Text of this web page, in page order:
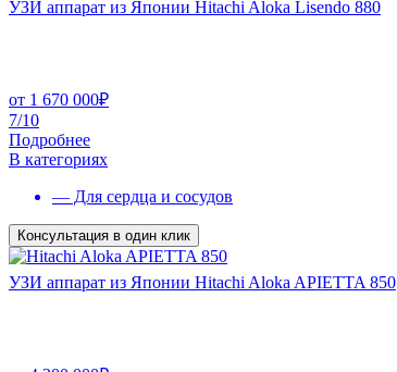
УЗИ аппарат из Японии Hitachi Aloka Lisendo 880
от 1 670 000₽
7/10
Подробнее
В категориях
— Для сердца и сосудов
Консультация в один клик
УЗИ аппарат из Японии Hitachi Aloka APIETTA 850